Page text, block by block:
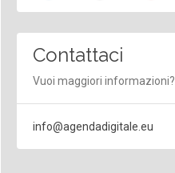
Contattaci
Vuoi maggiori informazioni?
info@agendadigitale.eu